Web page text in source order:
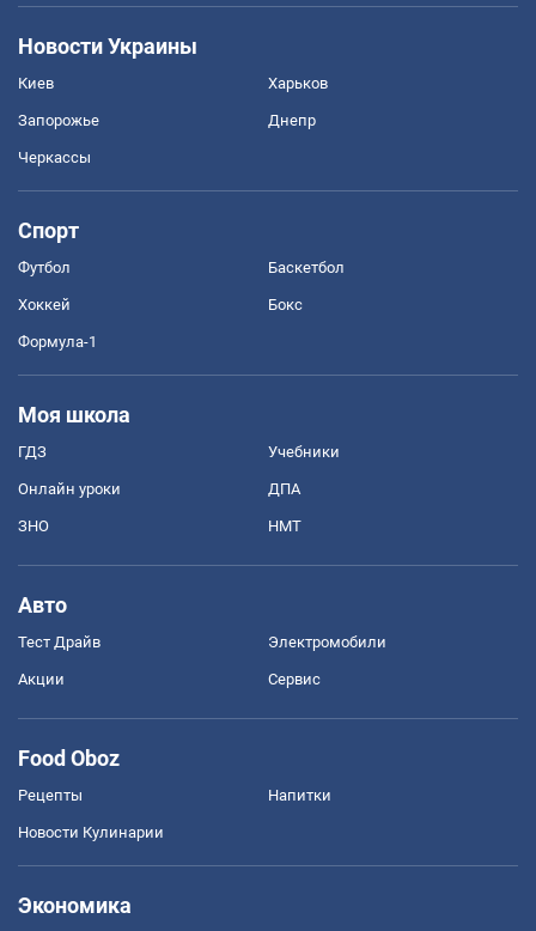
Новости Украины
Киев Харьков
Запорожье Днепр
Черкассы
Спорт
Футбол Баскетбол
Хоккей Бокс
Формула-1
Моя школа
ГДЗ Учебники
Онлайн уроки ДПА
ЗНО НМТ
Авто
Тест Драйв Электромобили
Акции Сервис
Food Oboz
Рецепты Напитки
Новости Кулинарии
Экономика